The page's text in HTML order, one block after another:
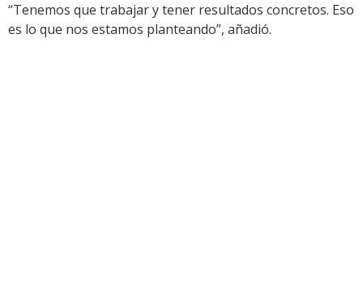
“Tenemos que trabajar y tener resultados concretos. Eso
es lo que nos estamos planteando”, añadió.